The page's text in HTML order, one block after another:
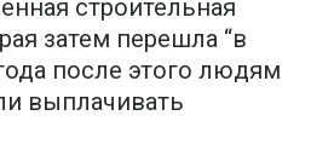
строительная
затем перешла “в
после этого людям
выплачивать